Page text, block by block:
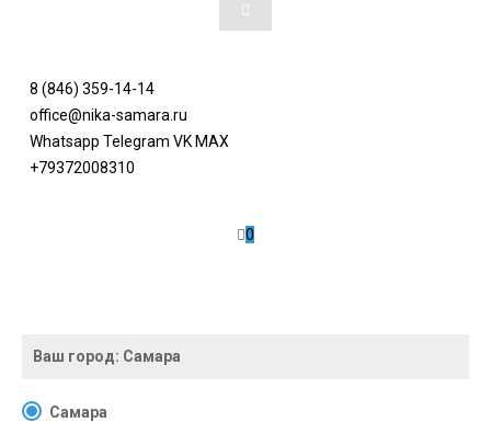
8 (846) 359-14-14
office@nika-samara.ru
Whatsapp Telegram VK MAX
+79372008310
0
Ваш город: Самара
Самара